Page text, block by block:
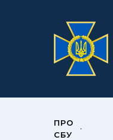
ПРО
СБУ